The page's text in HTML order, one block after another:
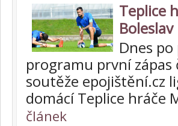
Teplice
Boleslav
Dnes
programu první
soutěže epojištění.cz
domácí Teplice hráče
článek